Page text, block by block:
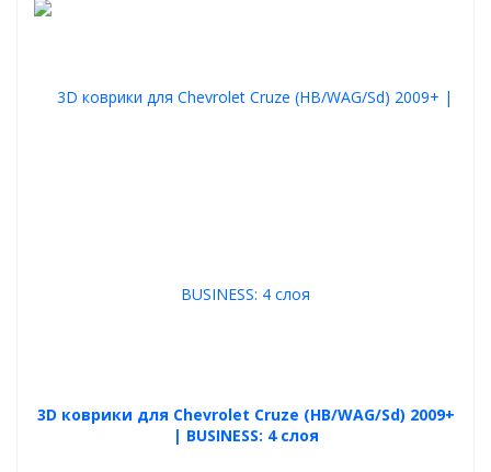
3D коврики для Chevrolet Cruze (HB/WAG/Sd) 2009+
| BUSINESS: 4 слоя